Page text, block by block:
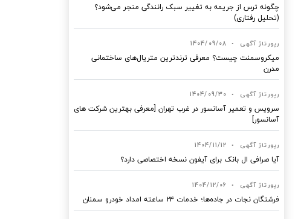
چگونه ترس از جریمه به تغییر سبک رانندگی منجر می‌شود؟
(تحلیل رفتاری)
رپورتاژ آگهی •
1404/09/08
میکروسمنت چیست؟ معرفی ترندترین متریال‌های ساختمانی
مدرن
رپورتاژ آگهی •
1404/09/30
سرویس و تعمیر آسانسور در غرب تهران [معرفی بهترین شرکت های
آسانسور]
رپورتاژ آگهی •
1404/11/12
آیا صرافی ال بانک برای آیفون نسخه اختصاصی دارد؟
رپورتاژ آگهی •
1404/12/06
فرشتگان نجات در جاده‌ها؛ خدمات ۲۴ ساعته امداد خودرو سمنان